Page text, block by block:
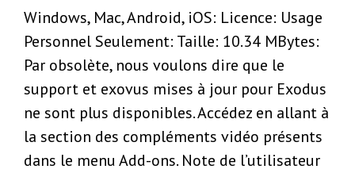
Windows, Mac, Android, iOS: Licence: Usage
Personnel Seulement: Taille: 10.34 MBytes:
Par obsolète, nous voulons dire que le
support et exovus mises à jour pour Exodus
ne sont plus disponibles. Accédez en allant à
la section des compléments vidéo présents
dans le menu Add-ons. Note de l’utilisateur